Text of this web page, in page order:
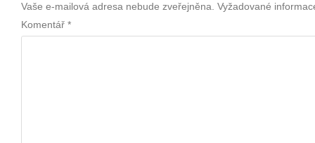
Vaše e-mailová adresa nebude zveřejněna. Vyžadované
Komentář *